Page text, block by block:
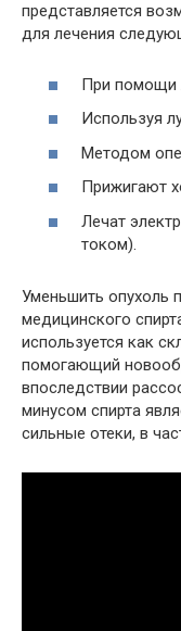
представляется
для лечения
При помощи
Используя
Методом
Прижигают
Лечат
током).
Уменьшить опухоль
медицинского
используется как
помогающий
впоследствии
минусом спирта
сильные отеки, в